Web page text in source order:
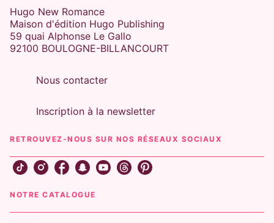
Hugo New Romance
Maison d'édition Hugo Publishing
59 quai Alphonse Le Gallo
92100 BOULOGNE-BILLANCOURT
Nous contacter
Inscription à la newsletter
RETROUVEZ-NOUS SUR NOS RÉSEAUX SOCIAUX
NOTRE CATALOGUE